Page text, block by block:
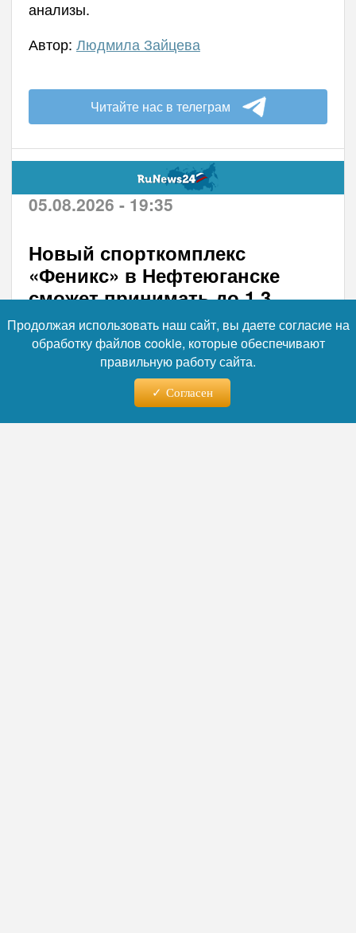
анализы.
Автор: Людмила Зайцева
Читайте нас в телеграм
05.08.2026 - 19:35
Новый спорткомплекс
«Феникс» в Нефтеюганске
сможет принимать до 1,3
тысяч человек
В Нефтеюганске ввели в эксплуатацию
многофункциональный спортивный
комплекс «Феникс», строительство которого
посвятили памяти юных акробатов и их
тренеров, погибших в ДТП летом 2016 года.
Продолжая использовать наш сайт, вы даете согласие на
обработку файлов cookie, которые обеспечивают
правильную работу сайта.
Согласен